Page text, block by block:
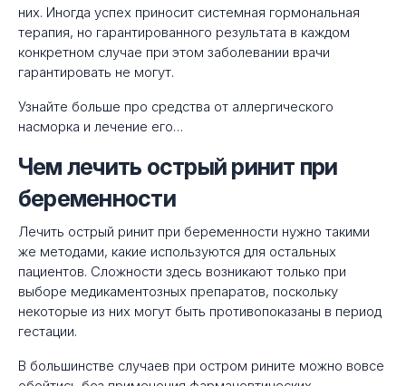
них. Иногда успех приносит системная гормональная
терапия, но гарантированного результата в каждом
конкретном случае при этом заболевании врачи
гарантировать не могут.
Узнайте больше про средства от аллергического
насморка и лечение его…
Чем лечить острый ринит при
беременности
Лечить острый ринит при беременности нужно такими
же методами, какие используются для остальных
пациентов. Сложности здесь возникают только при
выборе медикаментозных препаратов, поскольку
некоторые из них могут быть противопоказаны в период
гестации.
В большинстве случаев при остром рините можно вовсе